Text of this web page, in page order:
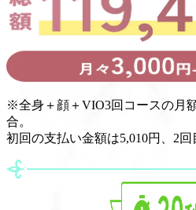
※全身＋顔＋VIO3回コースの月
合。
初回の支払い金額は5,010円、2回